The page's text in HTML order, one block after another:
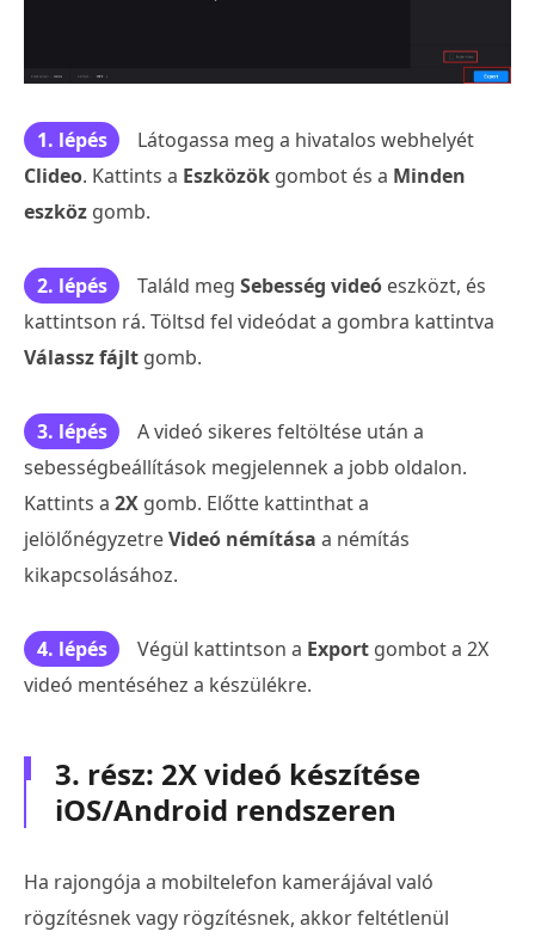
1. lépés
Látogassa meg a hivatalos webhelyét
Clideo. Kattints a Eszközök gombot és a Minden
eszköz gomb.
2. lépés Találd meg Sebesség videó eszközt, és
kattintson rá. Töltsd fel videódat a gombra kattintva
Válassz fájlt gomb.
3. lépés
A videó sikeres feltöltése után a
sebességbeállítások megjelennek a jobb oldalon.
Kattints a 2X gomb. Előtte kattinthat a
jelölőnégyzetreVideó némítása a némítás
kikapcsolásához.
4. lépés Végül kattintson a Export gombot a 2X
videó mentéséhez a készülékre.
3. rész: 2X videó készítése
iOS/Android rendszeren
Ha rajongója a mobiltelefon kamerájával való
rögzítésnek vagy rögzítésnek, akkor feltétlenül